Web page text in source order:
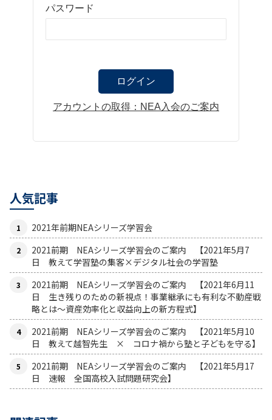
パスワード
アカウントの取得：NEA入会のご案内
人気記事
2021年前期NEAシリーズ学習会
2021前期 NEAシリーズ学習会のご案内 【2021年5月7
日 教えて学習塾の集客×デジタル社会の学習塾
2021前期 NEAシリーズ学習会のご案内 【2021年6月11
日 生き残りのための新視点！事業継承にも有利な不動産戦
略とは〜資産効率化と収益向上の新方程式】
2021前期 NEAシリーズ学習会のご案内 【2021年5月10
日 教えて越智先生 × コロナ禍から塾と子どもを守る】
2021前期 NEAシリーズ学習会のご案内 【2021年5月17
日 速報 全国高校入試問題研究会】